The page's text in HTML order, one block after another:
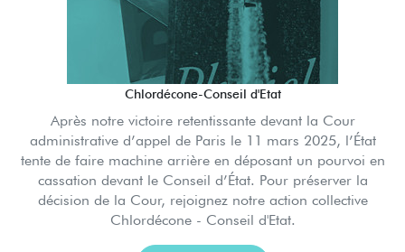
Chlordécone-Conseil d'Etat
Après notre victoire retentissante devant la Cour
administrative d’appel de Paris le 11 mars 2025, l’État
tente de faire machine arrière en déposant un pourvoi en
cassation devant le Conseil d’État. Pour préserver la
décision de la Cour, rejoignez notre action collective
Chlordécone - Conseil d'Etat.